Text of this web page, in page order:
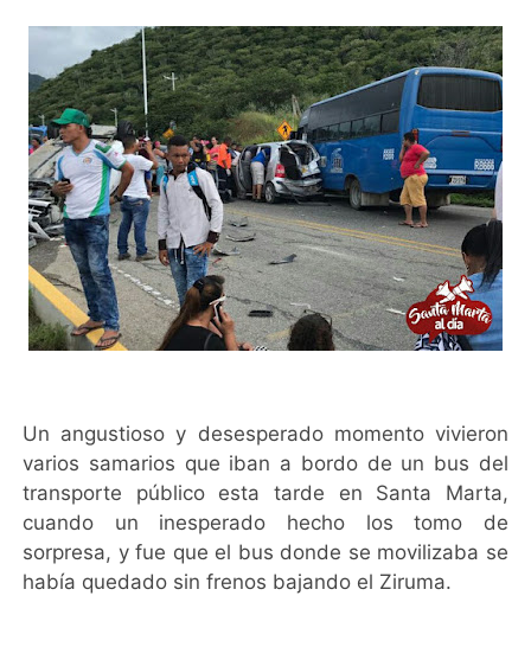
Un angustioso y desesperado momento vivieron
varios samarios que iban a bordo de un bus del
transporte público esta tarde en Santa Marta,
cuando un inesperado hecho los tomo de
sorpresa, y fue que el bus donde se movilizaba se
había quedado sin frenos bajando el Ziruma.